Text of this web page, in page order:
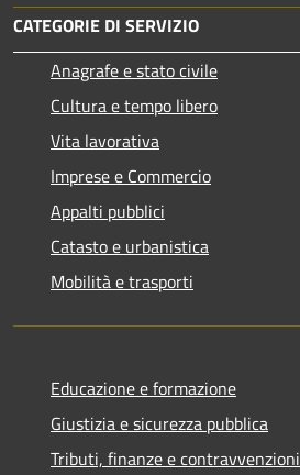
CATEGORIE DI SERVIZIO
Anagrafe e stato civile
Cultura e tempo libero
Vita lavorativa
Imprese e Commercio
Appalti pubblici
Catasto e urbanistica
Mobilità e trasporti
Educazione e formazione
Giustizia e sicurezza pubblica
Tributi, finanze e contravvenzioni